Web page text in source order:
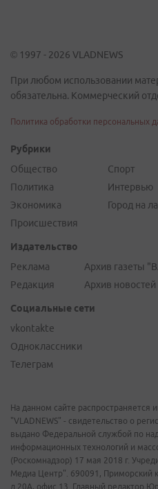
© 1997 - 2026 VLADNEWS
При любом использовании
обязательна. Коммерческий
Политика обработки персональных
Рубрики
Общество
Политика
Экономика
Происшествия
Спорт
Интервью
Город на
Издательство
Реклама
Редакция
Архив газеты
Архив новостей
Социальные сети
vkontakte
Одноклассники
Телеграм
На данном сайте распространяется
"VLADNEWS" - свидетельство о
выдано Федеральной службой по
информационных технологий и
(Роскомнадзор) 17 мая 2018 г.
Медиа Центр". 690091, Приморский
д.20А, офис 13. Главный редактор